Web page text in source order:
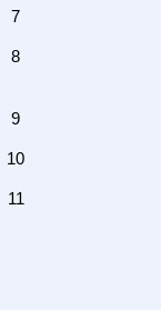
7
8
9
10
11